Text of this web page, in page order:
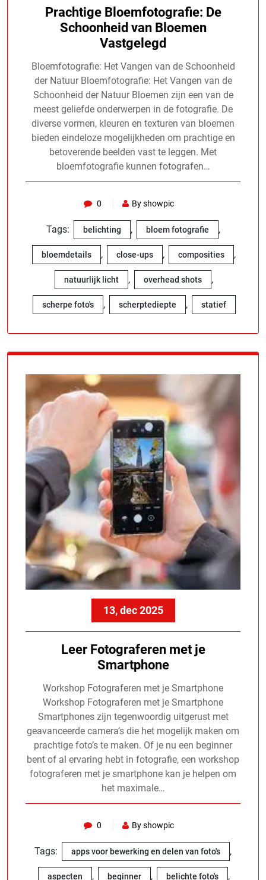
Prachtige Bloemfotografie: De
Schoonheid van Bloemen
Vastgelegd
Bloemfotografie: Het Vangen van de Schoonheid
der Natuur Bloemfotografie: Het Vangen van de
Schoonheid der Natuur Bloemen zijn een van de
meest geliefde onderwerpen in de fotografie. De
diverse vormen, kleuren en texturen van bloemen
bieden eindeloze mogelijkheden om prachtige en
betoverende beelden vast te leggen. Met
bloemfotografie kunnen fotografen…
0 By showpic
Tags: belichting , bloem fotografie ,
bloemdetails , close-ups , composities ,
natuurlijk licht , overhead shots ,
scherpe foto's , scherptediepte , statief
13, dec 2025
Leer Fotograferen met je
Smartphone
Workshop Fotograferen met je Smartphone
Workshop Fotograferen met je Smartphone
Smartphones zijn tegenwoordig uitgerust met
geavanceerde camera’s die het mogelijk maken om
prachtige foto’s te maken. Of je nu een beginner
bent of al ervaring hebt in fotografie, een workshop
fotograferen met je smartphone kan je helpen om
het maximale…
0 By showpic
Tags: apps voor bewerking en delen van foto's ,
aspecten , beginner , belichte foto's ,